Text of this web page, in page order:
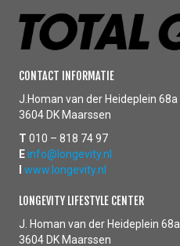
CONTACT INFORMATIE
J.Homan van der Heideplein 68a
3604 DK Maarssen
T 010 – 818 74 97
Einfo@longevity.nl
www.longevity.nl
LONGEVITY LIFESTYLE CENTER
J. Homan van der Heideplein 68a
3604 DK Maarssen